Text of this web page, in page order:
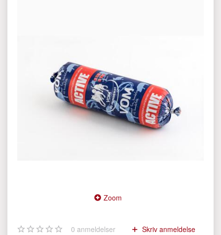
Zoom
0 anmeldelser Skriv anmeldelse